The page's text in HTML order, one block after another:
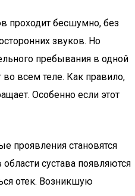
проходит бесшумно, без
звуков. Но
пребывания в одной
всем теле. Как правило,
Особенно если этот
проявления становятся
сустава появляются
отек. Возникшую